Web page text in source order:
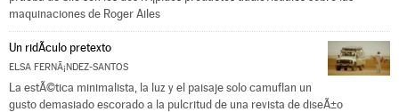
maquinaciones de Roger Ailes
Un ridÃ­culo pretexto
ELSA FERNÃ¡NDEZ-SANTOS
La estÃ©tica minimalista, la luz y el paisaje solo camuflan un
gusto demasiado escorado a la pulcritud de una revista de diseÃ±o